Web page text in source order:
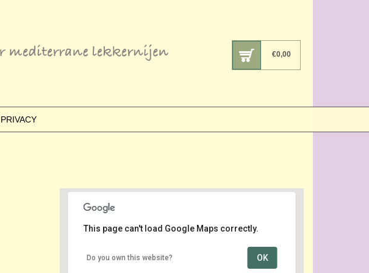
€0,00
PRIVACY
Noordplein
This page can't load Google Maps correctly.
Do you own this website? OK